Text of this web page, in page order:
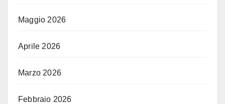
Maggio 2026
Aprile 2026
Marzo 2026
Febbraio 2026